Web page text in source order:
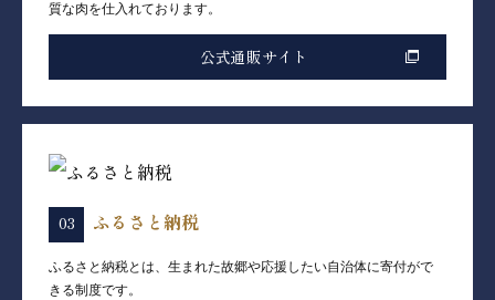
質な肉を仕入れております。
公式通販サイト
ふるさと納税
ふるさと納税とは、生まれた故郷や応援したい自治体に寄付がで
きる制度です。